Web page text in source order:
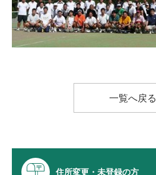
一覧へ戻る
住所変更・未登録の方